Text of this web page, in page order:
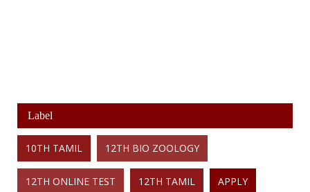
Label
10TH TAMIL 12TH BIO ZOOLOGY
12TH ONLINE TEST 12TH TAMIL APPLY